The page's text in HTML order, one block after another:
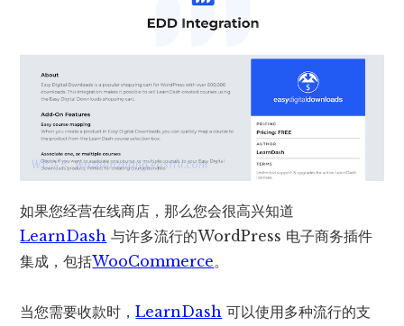
如果您经营在线商店，那么您会很高兴知道
LearnDash 与许多流行的WordPress 电子商务插件
集成，包括WooCommerce。
当您需要收款时，LearnDash 可以使用多种流行的支